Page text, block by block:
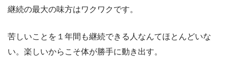
継続の最大の味方はワクワクです。
苦しいことを１年間も継続できる人なんてほとんどいな
い。楽しいからこそ体が勝手に動き出す。